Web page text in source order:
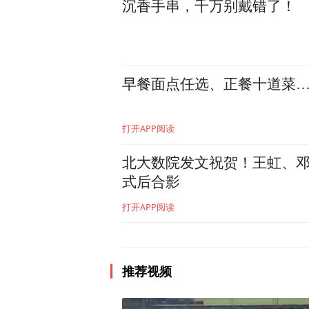
格局产生了重大冲击。他强
盟。中美贸易摩擦虽然带来
著。此外，中国具备强大的
在当前全球经济格局尚未稳
技进步带来的产业变革机遇
沉香手串，千万别戴错了！
早餐面点任选、正餐十道菜
打开APP阅读
北大数院发文祝贺！王虹、
式后合影
打开APP阅读
推荐视频